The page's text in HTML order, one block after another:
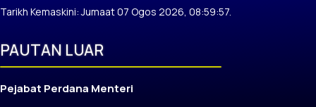
Tarikh Kemaskini: Jumaat 07 Ogos 2026, 08:59:57.
PAUTAN LUAR
Pejabat Perdana Menteri